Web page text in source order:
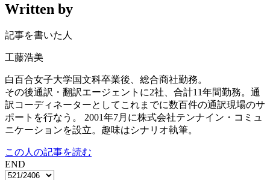
Written by
記事を書いた人
工藤浩美
白百合女子大学国文科卒業後、総合商社勤務。
その後通訳・翻訳エージェントに2社、合計11年間勤務。通
訳コーディネーターとしてこれまでに数百件の通訳現場のサ
ポートを行なう。 2001年7月に株式会社テンナイン・コミュ
ニケーションを設立。趣味はシナリオ執筆。
この人の記事を読む
END